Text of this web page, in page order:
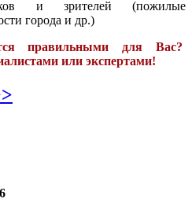
и зрителей (пожилые
города и др.)
правильными для Вас?
или экспертами!